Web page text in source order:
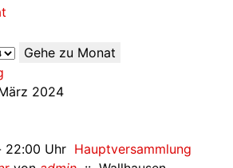
Gehe zu Monat
2024
22:00 Uhr Hauptversammlung